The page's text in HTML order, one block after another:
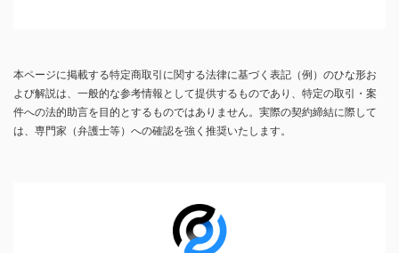
本ページに掲載する特定商取引に関する法律に基づく表記（例）のひな形お
よび解説は、一般的な参考情報として提供するものであり、特定の取引・案
件への法的助言を目的とするものではありません。実際の契約締結に際して
は、専門家（弁護士等）への確認を強く推奨いたします。